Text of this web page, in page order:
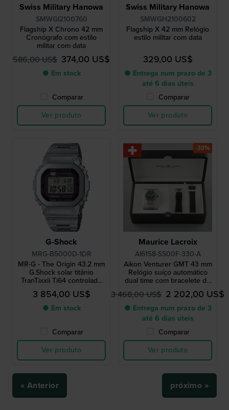
Swiss Military Hanowa
SMWGI2100760
Flagship X Chrono 42 mm
Cronógrafo com estilo
militar com data
586,00 US$ 374,00 US$
● Em stock
Comparar
Ver produto
Swiss Military Hanowa
SMWGH2100602
Flagship X 42 mm Relógio
estilo militar com data
329,00 US$
● Entrega num prazo de 3
até 6 dias úteis
Comparar
Ver produto
G-Shock
MRG-B5000D-1DR
MR-G - The Origin 43.2 mm
G.Shock solar titânio
TranTixxii Ti64 controlado
por rádio com Bluetooth
3 854,00 US$
● Em stock
Comparar
Ver produto
Maurice Lacroix
AI6158-SS00F-330-A
Aikon Venturer GMT 43 mm
Relógio suíço automático
dual time com bracelete de
borracha extra
3 468,00 US$ 2 202,00 US$
● Entrega num prazo de 3
até 6 dias úteis
Comparar
Ver produto
-30%
« Anterior próximo »